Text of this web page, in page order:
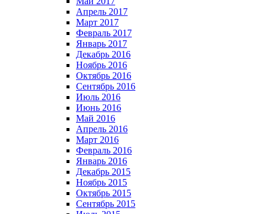
Апрель 2017
Март 2017
Февраль 2017
Январь 2017
Декабрь 2016
Ноябрь 2016
Октябрь 2016
Сентябрь 2016
Июль 2016
Июнь 2016
Май 2016
Апрель 2016
Март 2016
Февраль 2016
Январь 2016
Декабрь 2015
Ноябрь 2015
Октябрь 2015
Сентябрь 2015